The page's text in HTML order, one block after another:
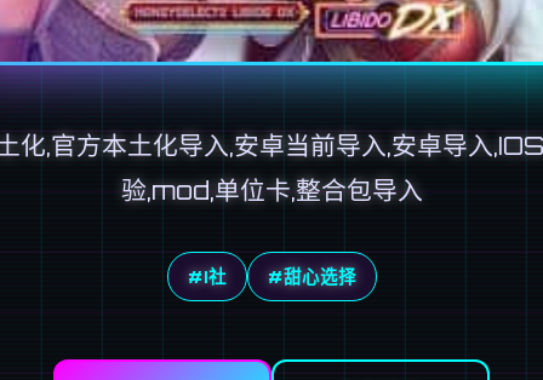
化,官方本土化导入,安卓当前导入,安卓导入
验,mod,单位卡,整合包导入
#I社 #甜心选择